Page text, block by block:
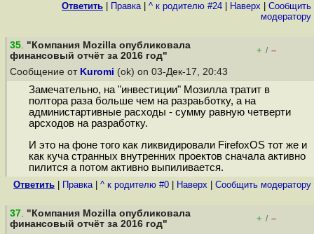
Ответить Правка| ^ к родителю #24 Наверх
Cообщить
модератору
35. "Компания Mozilla опубликовала
финансовый отчёт за 2016 год"
+ / –
Сообщение от Kuromi (ok) on 03-Дек-17, 20:43
Замечательно, на "инвестиции" Мозилла тратит в
полтора раза больше чем на разраьботку, а на
администартивные расходы - сумму равную четверти
арсходов на разработку.
И это на фоне того как ликвидировали FirefoxOS тот же и
как куча странных внутренних проектов сначала активно
пилится а потом активно выпиливается.
Ответить Правка| ^ к родителю #0 Наверх Cообщить модератору
37. "Компания Mozilla опубликовала
финансовый отчёт за 2016 год"
+ / –